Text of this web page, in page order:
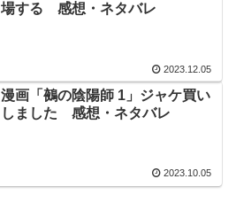
場する 感想・ネタバレ
2023.12.05
漫画「鵺の陰陽師 1」ジャケ買い
しました 感想・ネタバレ
2023.10.05